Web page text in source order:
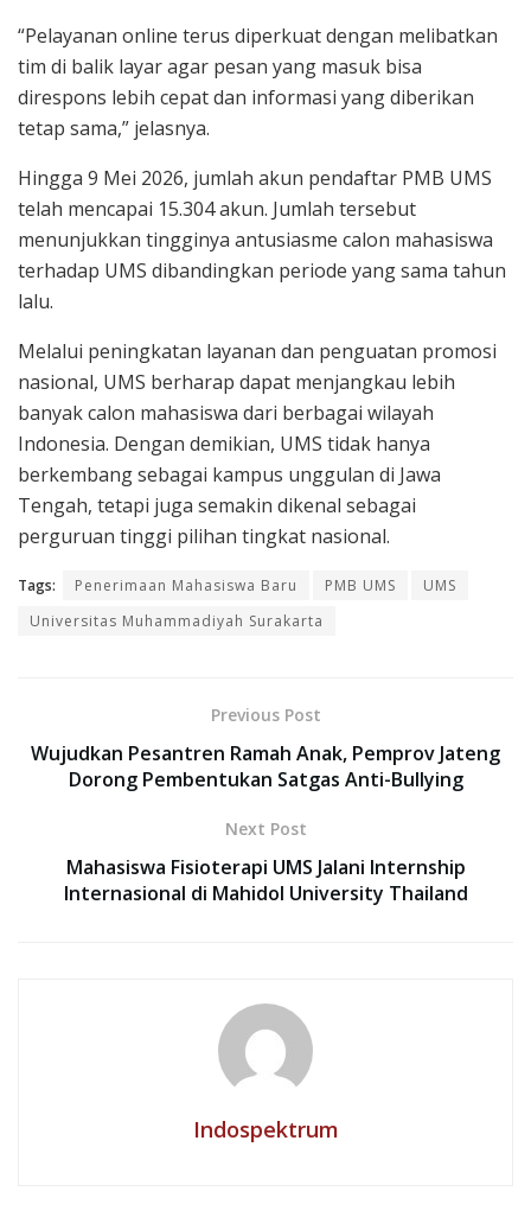
“Pelayanan online terus diperkuat dengan melibatkan
tim di balik layar agar pesan yang masuk bisa
direspons lebih cepat dan informasi yang diberikan
tetap sama,” jelasnya.
Hingga 9 Mei 2026, jumlah akun pendaftar PMB UMS
telah mencapai 15.304 akun. Jumlah tersebut
menunjukkan tingginya antusiasme calon mahasiswa
terhadap UMS dibandingkan periode yang sama tahun
lalu.
Melalui peningkatan layanan dan penguatan promosi
nasional, UMS berharap dapat menjangkau lebih
banyak calon mahasiswa dari berbagai wilayah
Indonesia. Dengan demikian, UMS tidak hanya
berkembang sebagai kampus unggulan di Jawa
Tengah, tetapi juga semakin dikenal sebagai
perguruan tinggi pilihan tingkat nasional.
Tags: Penerimaan Mahasiswa Baru PMB UMS
UMS
Universitas Muhammadiyah Surakarta
Previous Post
Wujudkan Pesantren Ramah Anak, Pemprov Jateng
Dorong Pembentukan Satgas Anti-Bullying
Next Post
Mahasiswa Fisioterapi UMS Jalani Internship
Internasional di Mahidol University Thailand
Indospektrum